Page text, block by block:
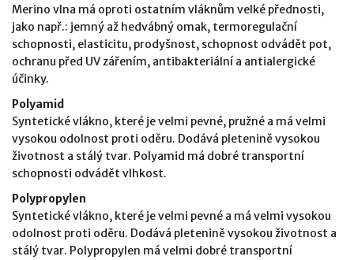
Merino vlna má oproti ostatním vláknům velké přednosti,
jako např.: jemný až hedvábný omak, termoregulační
schopnosti, elasticitu, prodyšnost, schopnost odvádět pot,
ochranu před UV zářením, antibakteriální a antialergické
účinky.
Polyamid
Syntetické vlákno, které je velmi pevné, pružné a má velmi
vysokou odolnost proti oděru. Dodává pletenině vysokou
životnost a stálý tvar. Polyamid má dobré transportní
schopnosti odvádět vlhkost.
Polypropylen
Syntetické vlákno, které je velmi pevné a má velmi vysokou
odolnost proti oděru. Dodává pletenině vysokou životnost a
stálý tvar. Polypropylen má velmi dobré transportní